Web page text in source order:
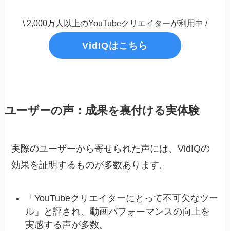
\ 2,000万人以上のYouTubeクリエイターが利用中 /
VidIQはこちら
ユーザーの声：成果を裏付ける実体験
実際のユーザーから寄せられた声には、VidIQの
効果を証明するものが多数あります。
「YouTubeクリエイターにとって不可欠なツー
ル」と評され、動画パフォーマンスの向上を
実感する声が多数。